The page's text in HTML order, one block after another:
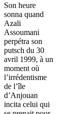
Son heure
sonna quand
Azali
Assoumani
perpétra son
putsch du 30
avril 1999, à un
moment où
l’irrédentisme
de l’île
d’Anjouan
incita celui qui